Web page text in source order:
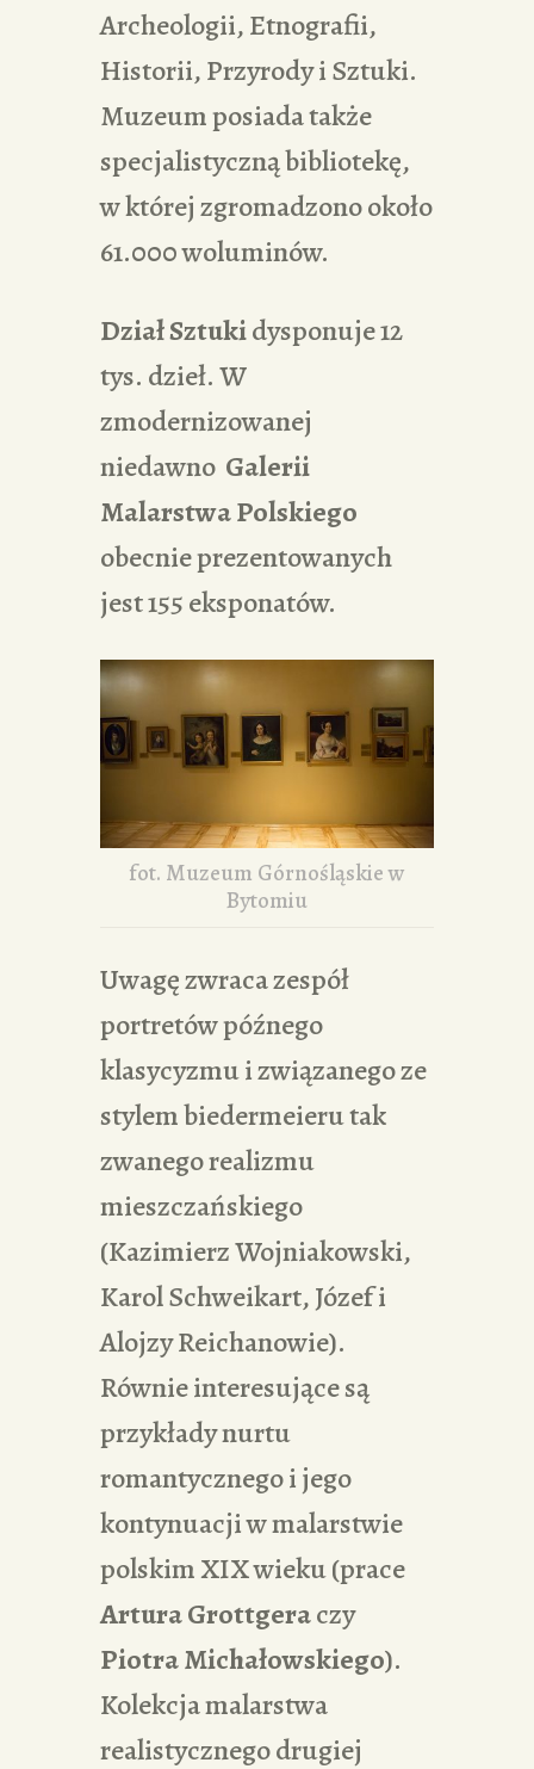
Archeologii, Etnografii,
Historii, Przyrody i Sztuki.
Muzeum posiada także
specjalistyczną bibliotekę,
w której zgromadzono około
61.000 woluminów.
Dział Sztukidysponuje 12
tys. dzieł. W
zmodernizowanej
niedawno Galerii
Malarstwa Polskiego
obecnie prezentowanych
jest 155 eksponatów.
fot. Muzeum Górnośląskie w
Bytomiu
Uwagę zwraca zespół
portretów późnego
klasycyzmu i związanego ze
stylem biedermeieru tak
zwanego realizmu
mieszczańskiego
(Kazimierz Wojniakowski,
Karol Schweikart, Józef i
Alojzy Reichanowie).
Równie interesujące są
przykłady nurtu
romantycznego i jego
kontynuacji w malarstwie
polskim XIX wieku (prace
Artura Grottgeraczy
Piotra Michałowskiego).
Kolekcja malarstwa
realistycznego drugiej